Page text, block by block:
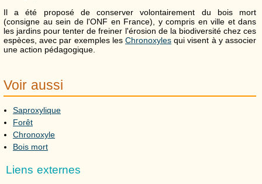
Il a été proposé de conserver volontairement du bois mort
(consigne au sein de l'ONF en France), y compris en ville et dans
les jardins pour tenter de freiner l'érosion de la biodiversité chez ces
espèces, avec par exemples les Chronoxyles qui visent à y associer
une action pédagogique.
Voir aussi
Saproxylique
Forêt
Chronoxyle
Bois mort
Liens externes